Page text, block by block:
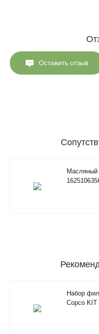
Оставить отзыв
Масляный
Набор
Copco KIT